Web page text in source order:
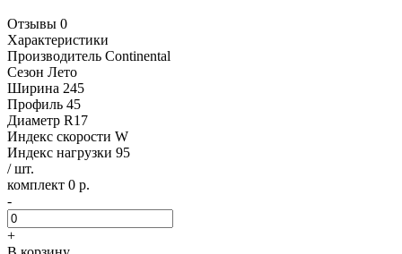
Отзывы 0
Характеристики
Производитель Continental
Сезон Лето
Ширина 245
Профиль 45
Диаметр R17
Индекс скорости W
Индекс нагрузки 95
/ шт.
комплект 0 р.
-
+